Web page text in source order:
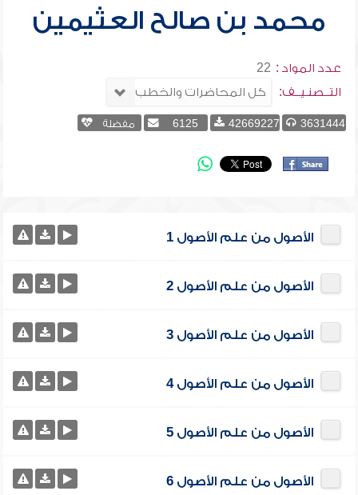
محمد بن صالح العثيمين
عدد المواد : 22
التــصنـيــف:
3631444
42669227
6125 مفضلة
الأصول من علم الأصول 1
الأصول من علم الأصول 2
الأصول من علم الأصول 3
الأصول من علم الأصول 4
الأصول من علم الأصول 5
الأصول من علم الأصول 6